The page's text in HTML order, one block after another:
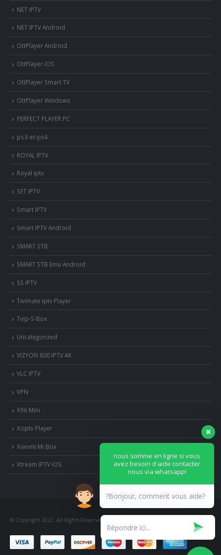
NET IPTV
NET IPTV Android
OttPlayer Android
OttPlayer iOS
OttPlayer Smart TV
OttPlayer Windows
PERFECT PLAYER PC
ps3-et-ps4
ROYAL IPTV
Royal iptv
SET IPTV
Smart IPTV
Smart IPTV Android
SMART STB
SMART STB Emu Android
SS IPTV
Tivimate iptv Player
Tvip-S-Box
Uncategorized
VIZYON 800 IPTV 4K
VLC IPTV
VPN
X96 Mini
Xciptv Player
Xiaomi Mi Box
Xtream IPTV iOS
© Copyright 2022. All Rights Reserved.
nous somme en ligne si vous
avez besoin d'aide contacter
nous via whatsapp!
?Bonjour, comment vous aide?